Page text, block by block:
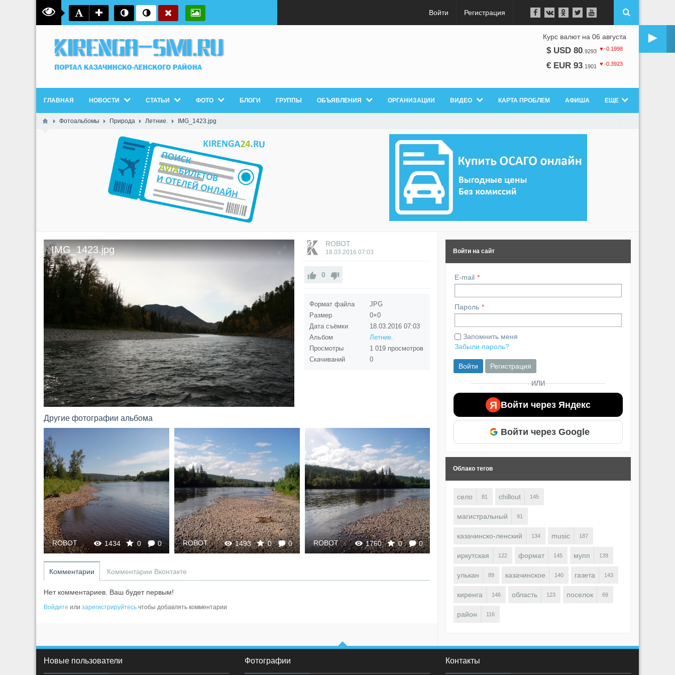
Войти Регистрация
►
Курс валют на 06 августа
$ USD 80 9293 ▼-0.1998
€ EUR 93 1901 ▼-0.3923
ГЛАВНАЯ НОВОСТИ СТАТЬИ ФОТО БЛОГИ ГРУППЫ ОБЪЯВЛЕНИЯ ОРГАНИЗАЦИИ ВИДЕО КАРТА ПРОБЛЕМ АФИША ЕЩЕ
Фотоальбомы Природа Летние. IMG_1423.jpg
IMG_1423.jpg
ROBOT
18.03.2016 07:03
0
Формат файла
JPG
Размер
0×0
Дата съёмки
18.03.2016 07:03
Альбом
Летние.
Просмотры
1 019 просмотров
Скачиваний
0
Другие фотографии альбома
1434 0 0
ROBOT 1493 0 0
ROBOT 1760 0 0
ROBOT
Комментарии Комментарии Вконтакте
Нет комментариев. Ваш будет первым!
Войдите или зарегистрируйтесь чтобы добавлять комментарии
Войти на сайт
E-mail
Пароль
Запомнить меня
Забыли пароль?
Войти Регистрация
ИЛИ
Я Войти через Яндекс
Войти через Google
Облако тегов
село 81 chillout 145
магистральный 91
казачинско-ленский 134 music 187
иркутская 122 формат 145 мупп 139
улькан 89 казачинское 140 газета 143
киренга 146 область 123 поселок 69
район 116
Новые пользователи Фотографии Контакты